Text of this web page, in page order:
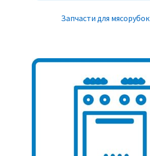
Запчасти для мясорубок